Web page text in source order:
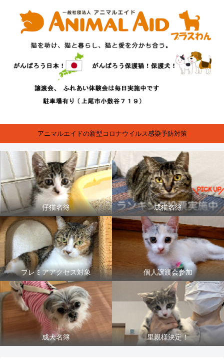
アニマルエイドの新型コロナウイルス感染予防対策
仔猫名簿 成猫名簿
プレミアアクセス対象 個人譲渡会参加
成犬名簿 里親様決定！